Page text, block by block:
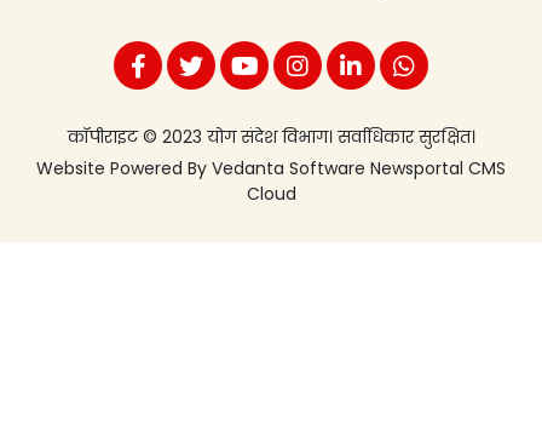
कॉपीराइट © 2023 योग संदेश विभाग। सर्वाधिकार सुरक्षित।
Website Powered By Vedanta Software Newsportal CMS
Cloud